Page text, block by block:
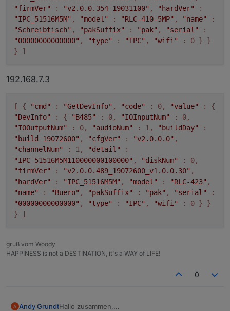
"firmVer"
: "v2.0.0.354_19031100" , "hardVer"
:
"IPC_51516M5M" , "model" : "RLC-410-5MP" , "name"
:
"Schreibtisch" , "pakSuffix" : "pak" , "serial"
:
"00000000000000" , "type" : "IPC" , "wifi"
: 0 } }
} ]
192.168.7.3
[ { "cmd" : "GetDevInfo" , "code" : 0, "value"
: {
"DevInfo"
: { "B485" : 0, "IOInputNum"
: 0,
"IOOutputNum"
: 0, "audioNum" : 1, "buildDay"
:
"build 19072600" , "cfgVer" : "v2.0.0.0" ,
"channelNum"
: 1, "detail"
:
"IPC_51516M5M110000000100000" , "diskNum"
: 0,
"firmVer"
: "v2.0.0.489_19072600_v1.0.0.30" ,
"hardVer"
: "IPC_51516M5M" , "model" : "RLC-423" ,
"name"
: "Buero" , "pakSuffix" : "pak" , "serial"
:
"00000000000000" , "type" : "IPC" , "wifi"
: 0 } }
} ]
gruß vom Woody
HAPPINESS is not a DESTINATION, it's a WAY of LIFE!
0
Andy GrundtHallo zusammen,